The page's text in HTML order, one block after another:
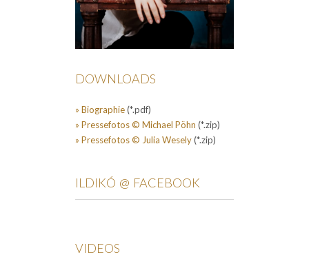
DOWNLOADS
» Biographie(*.pdf)
» Pressefotos © Michael Pöhn (*.zip)
» Pressefotos © Julia Wesely(*.zip)
ILDIKÓ @ FACEBOOK
VIDEOS